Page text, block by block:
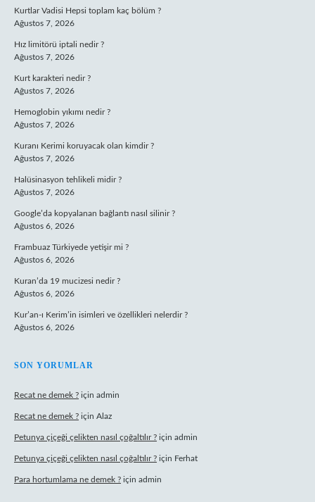
Kurtlar Vadisi Hepsi toplam kaç bölüm ?
Ağustos 7, 2026
Hız limitörü iptali nedir ?
Ağustos 7, 2026
Kurt karakteri nedir ?
Ağustos 7, 2026
Hemoglobin yıkımı nedir ?
Ağustos 7, 2026
Kuranı Kerimi koruyacak olan kimdir ?
Ağustos 7, 2026
Halüsinasyon tehlikeli midir ?
Ağustos 7, 2026
Google’da kopyalanan bağlantı nasıl silinir ?
Ağustos 6, 2026
Frambuaz Türkiyede yetişir mi ?
Ağustos 6, 2026
Kuran’da 19 mucizesi nedir ?
Ağustos 6, 2026
Kur’an-ı Kerim’in isimleri ve özellikleri nelerdir ?
Ağustos 6, 2026
SON YORUMLAR
Recat ne demek ? için admin
Recat ne demek ? için Alaz
Petunya çiçeği çelikten nasıl çoğaltılır ? için admin
Petunya çiçeği çelikten nasıl çoğaltılır ? için Ferhat
Para hortumlama ne demek ? için admin